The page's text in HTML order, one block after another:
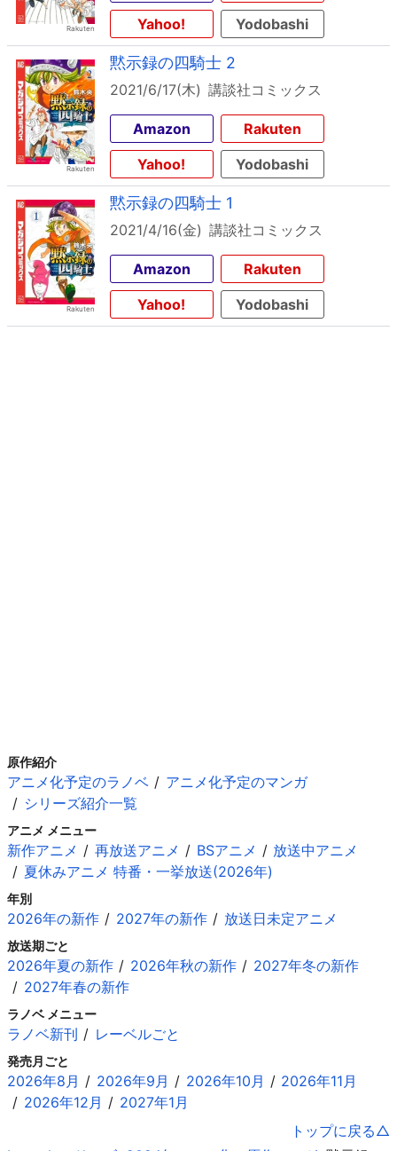
Yahoo!
Yodobashi
黙示録の四騎士 2
2021/6/17(木) 講談社コミックス
Amazon
Rakuten
Yahoo!
Yodobashi
黙示録の四騎士 1
2021/4/16(金) 講談社コミックス
Amazon
Rakuten
Yahoo!
Yodobashi
原作紹介
アニメ化予定のラノベ
アニメ化予定のマンガ
シリーズ紹介一覧
アニメ メニュー
新作アニメ 再放送アニメ BSアニメ
放送中アニメ
夏休みアニメ 特番・一挙放送(2026年)
年別
2026年の新作 2027年の新作 放送日未定アニメ
放送期ごと
2026年夏の新作 2026年秋の新作
2027年冬の新作
2027年春の新作
ラノベ メニュー
ラノベ新刊 レーベルごと
発売月ごと
2026年8月 2026年9月 2026年10月
2026年11月
2026年12月
2027年1月
トップに戻る